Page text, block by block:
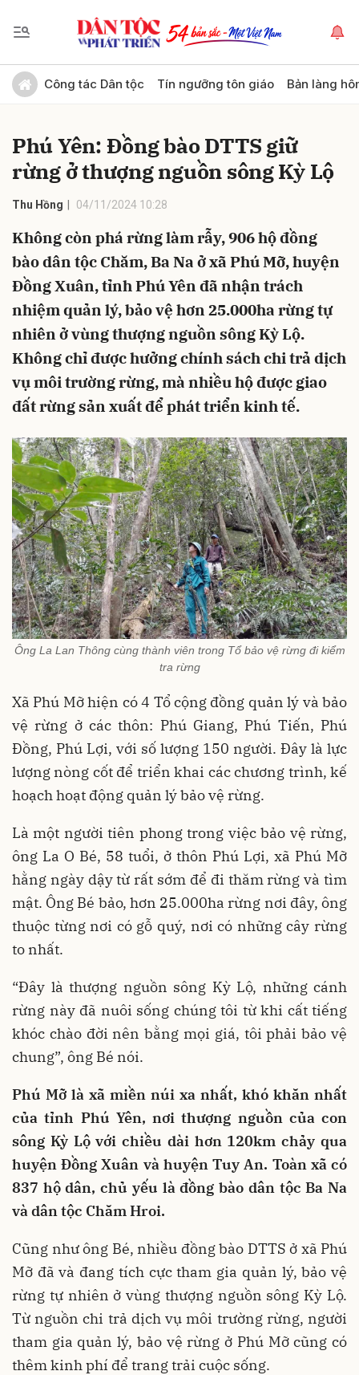
Công tác Dân tộc Tín ngưỡng tôn giáo Bản làng
Phú Yên: Đồng bào DTTS giữ
rừng ở thượng nguồn sông Kỳ Lộ
Thu Hồng 04/11/2024 10:28
Không còn phá rừng làm rẫy, 906 hộ đồng
bào dân tộc Chăm, Ba Na ở xã Phú Mỡ, huyện
Đồng Xuân, tỉnh Phú Yên đã nhận trách
nhiệm quản lý, bảo vệ hơn 25.000ha rừng tự
nhiên ở vùng thượng nguồn sông Kỳ Lộ.
Không chỉ được hưởng chính sách chi trả dịch
vụ môi trường rừng, mà nhiều hộ được giao
đất rừng sản xuất để phát triển kinh tế.
Ông La Lan Thông cùng thành viên trong Tổ bảo vệ rừng đi kiểm
tra rừng
Xã Phú Mỡ hiện có 4 Tổ cộng đồng quản lý và bảo
vệ rừng ở các thôn: Phú Giang, Phú Tiến, Phú
Đồng, Phú Lợi, với số lượng 150 người. Đây là lực
lượng nòng cốt để triển khai các chương trình, kế
hoạch hoạt động quản lý bảo vệ rừng.
Là một người tiên phong trong việc bảo vệ rừng,
ông La O Bé, 58 tuổi, ở thôn Phú Lợi, xã Phú Mỡ
hằng ngày dậy từ rất sớm để đi thăm rừng và tìm
mật. Ông Bé bảo, hơn 25.000ha rừng nơi đây, ông
thuộc từng nơi có gỗ quý, nơi có những cây rừng
to nhất.
“Đây là thượng nguồn sông Kỳ Lộ, những cánh
rừng này đã nuôi sống chúng tôi từ khi cất tiếng
khóc chào đời nên bằng mọi giá, tôi phải bảo vệ
chung”, ông Bé nói.
Phú Mỡ là xã miền núi xa nhất, khó khăn nhất
của tỉnh Phú Yên, nơi thượng nguồn của con
sông Kỳ Lộ với chiều dài hơn 120km chảy qua
huyện Đồng Xuân và huyện Tuy An. Toàn xã có
837 hộ dân, chủ yếu là đồng bào dân tộc Ba Na
và dân tộc Chăm Hroi.
Cũng như ông Bé, nhiều đồng bào DTTS ở xã Phú
Mỡ đã và đang tích cực tham gia quản lý, bảo vệ
rừng tự nhiên ở vùng thượng nguồn sông Kỳ Lộ.
Từ nguồn chi trả dịch vụ môi trường rừng, người
tham gia quản lý, bảo vệ rừng ở Phú Mỡ cũng có
thêm kinh phí để trang trải cuộc sống.
Gửi bình luận
Hủy Gửi